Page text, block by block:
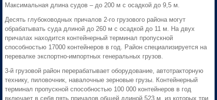
Максимальная длина судов – до 200 м с осадкой до 9,5 м.
Десять глубоководных причалов 2-го грузового района могут
обрабатывать суда длиной до 260 м с осадкой до 11 м. На двух
причалах находится контейнерный терминал пропускной
способностью 17000 контейнеров в год. Район специализируется на
перевалке экспортно-импортных генеральных грузов.
3-й грузовой район перерабатывает оборудование, автотракторную
технику, пиловочник, навалочные зерновые грузы. Контейнерный
терминал пропускной способностью 100 000 контейнеров в год
включает в себя пять причалов общей длиной 523 м, из которых три